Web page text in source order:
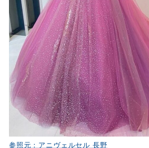
参照元：アニヴェルセル 長野